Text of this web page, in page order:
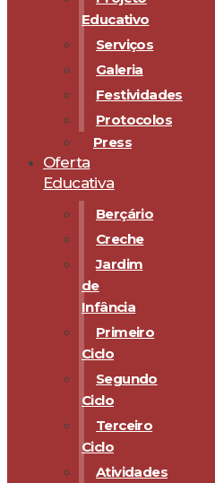
Educativo
Serviços
Galeria
Festividades
Protocolos
Press
Oferta
Educativa
Berçário
Creche
Jardim
de
Infância
Primeiro
Ciclo
Segundo
Ciclo
Terceiro
Ciclo
Atividades